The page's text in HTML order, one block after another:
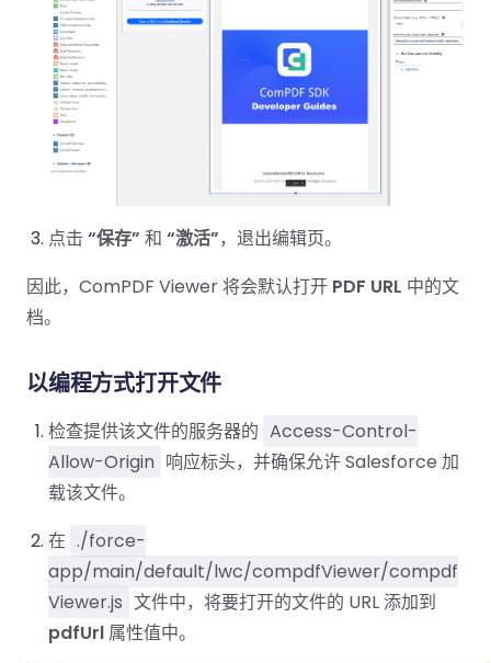
点击 “保存” 和 “激活”，退出编辑页。
因此，ComPDF Viewer 将会默认打开 PDF URL 中的文
档。
以编程方式打开文件
检查提供该文件的服务器的 Access-Control-
Allow-Origin 响应标头，并确保允许 Salesforce 加
载该文件。
在 ./force-
app/main/default/lwc/compdfViewer/compdf
Viewer.js 文件中，将要打开的文件的 URL 添加到
pdfUrl属性值中。